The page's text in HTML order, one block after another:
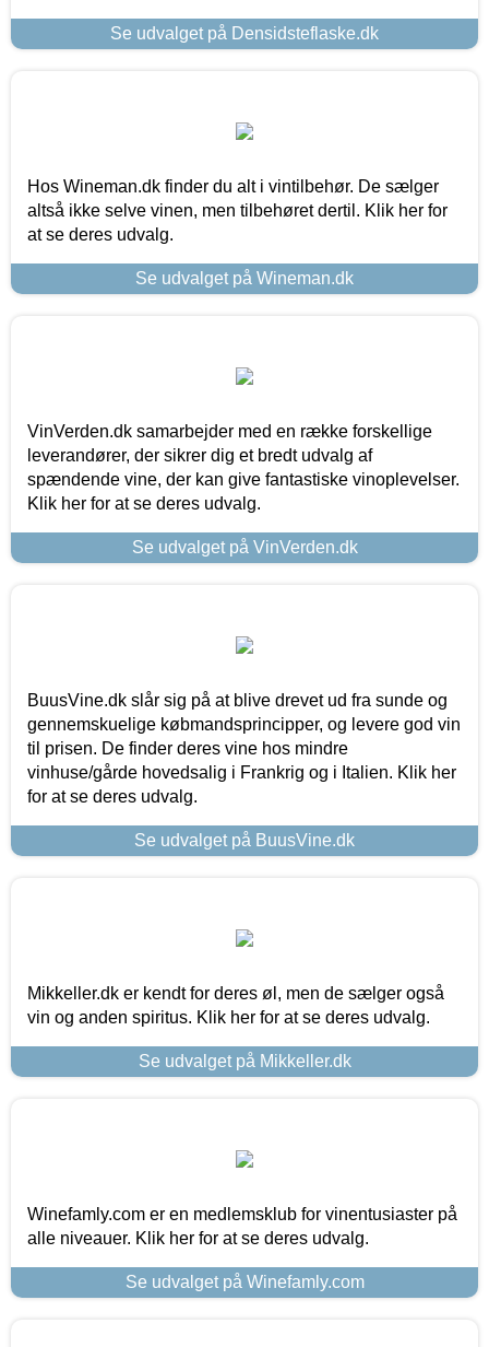
Se udvalget på Densidsteflaske.dk
Hos Wineman.dk finder du alt i vintilbehør. De sælger
altså ikke selve vinen, men tilbehøret dertil. Klik her for
at se deres udvalg.
Se udvalget på Wineman.dk
VinVerden.dk samarbejder med en række forskellige
leverandører, der sikrer dig et bredt udvalg af
spændende vine, der kan give fantastiske vinoplevelser.
Klik her for at se deres udvalg.
Se udvalget på VinVerden.dk
BuusVine.dk slår sig på at blive drevet ud fra sunde og
gennemskuelige købmandsprincipper, og levere god vin
til prisen. De finder deres vine hos mindre
vinhuse/gårde hovedsalig i Frankrig og i Italien. Klik her
for at se deres udvalg.
Se udvalget på BuusVine.dk
Mikkeller.dk er kendt for deres øl, men de sælger også
vin og anden spiritus. Klik her for at se deres udvalg.
Se udvalget på Mikkeller.dk
Winefamly.com er en medlemsklub for vinentusiaster på
alle niveauer. Klik her for at se deres udvalg.
Se udvalget på Winefamly.com